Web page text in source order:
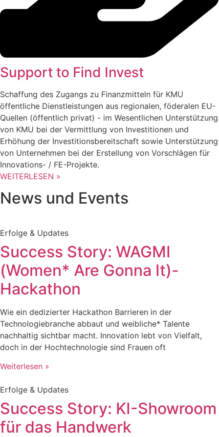
Support to Find Invest
Schaffung des Zugangs zu Finanzmitteln für KMU
öffentliche Dienstleistungen aus regionalen, föderalen EU-
Quellen (öffentlich privat) - im Wesentlichen Unterstützung
von KMU bei der Vermittlung von Investitionen und
Erhöhung der Investitionsbereitschaft sowie Unterstützung
von Unternehmen bei der Erstellung von Vorschlägen für
Innovations- / FE-Projekte.
WEITERLESEN »
News und Events
Erfolge & Updates
Success Story: WAGMI
(Women* Are Gonna It)-
Hackathon
Wie ein dedizierter Hackathon Barrieren in der
Technologiebranche abbaut und weibliche* Talente
nachhaltig sichtbar macht. Innovation lebt von Vielfalt,
doch in der Hochtechnologie sind Frauen oft
Weiterlesen »
Erfolge & Updates
Success Story: KI-Showroom
für das Handwerk